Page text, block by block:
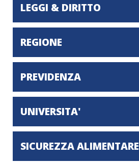
LEGGI & DIRITTO
REGIONE
PREVIDENZA
UNIVERSITA'
SICUREZZA ALIMENTARE